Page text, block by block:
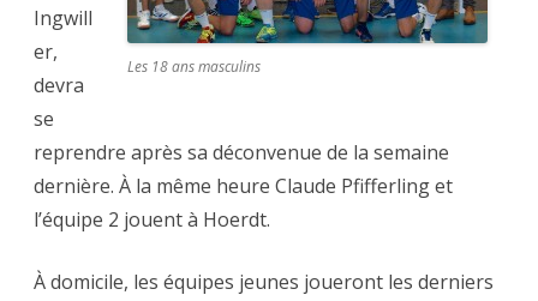
Les 18 ans masculins
Ingwill
er,
devra
se
reprendre après sa déconvenue de la semaine
dernière. À la même heure Claude Pfifferling et
l’équipe 2 jouent à Hoerdt.
À domicile, les équipes jeunes joueront les derniers